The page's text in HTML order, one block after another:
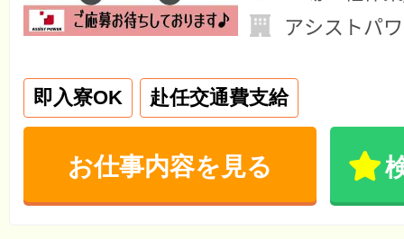
アシストパ
即入寮OK 赴任交通費支給
お仕事内容を見る